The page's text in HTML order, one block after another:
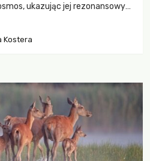
ukazując jej rezonansowy
Kostera